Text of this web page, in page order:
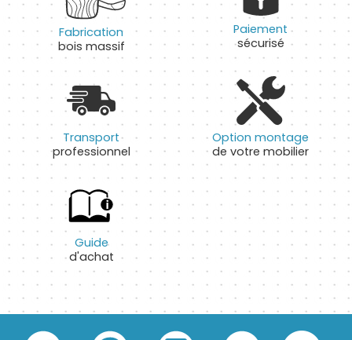
Fabrication
bois massif
Paiement
sécurisé
Transport
professionnel
Option montage
de votre mobilier
Guide
d'achat